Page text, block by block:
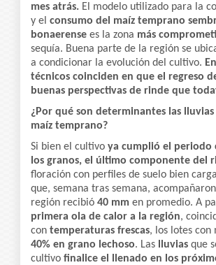
mes atrás. El modelo utilizado para la
y el consumo del maíz temprano
bonaerense es la zona más
sequía. Buena parte de la región se
a condicionar la evolución del cultivo.
técnicos coinciden en que el regreso
buenas perspectivas de rinde que
¿Por qué son determinantes las
maíz temprano?
Si bien el cultivo ya cumplió el periodo
los granos, el último componente del
floración con perfiles de suelo bien
que, semana tras semana,
región recibió 40 mm en promedio. A
primera ola de calor a la región,
con temperaturas frescas, los lotes con
40% en grano lechoso. Las lluvias que
cultivo finalice el llenado en los